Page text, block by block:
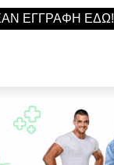
ΕΓΓΡΑΦΗ ΕΔΩ!